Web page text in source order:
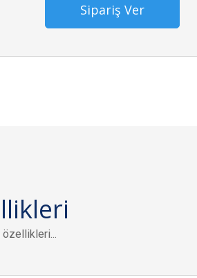
Sipariş Ver
özellikleri...